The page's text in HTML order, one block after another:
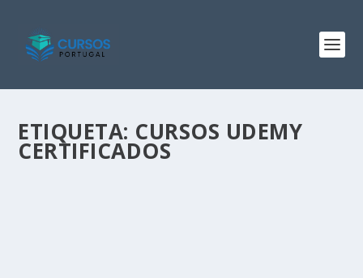
ETIQUETA: CURSOS UDEMY
CERTIFICADOS